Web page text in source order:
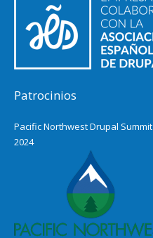
Patrocinios
Pacific Northwest Drupal Summit
2024